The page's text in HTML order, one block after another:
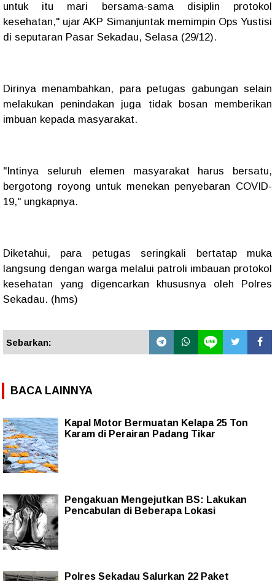
untuk itu mari bersama-sama disiplin protokol
kesehatan," ujar AKP Simanjuntak memimpin Ops Yustisi
di seputaran Pasar Sekadau, Selasa (29/12).
Dirinya menambahkan, para petugas gabungan selain
melakukan penindakan juga tidak bosan memberikan
imbuan kepada masyarakat.
"Intinya seluruh elemen masyarakat harus bersatu,
bergotong royong untuk menekan penyebaran COVID-
19," ungkapnya.
Diketahui, para petugas seringkali bertatap muka
langsung dengan warga melalui patroli imbauan protokol
kesehatan yang digencarkan khususnya oleh Polres
Sekadau. (hms)
Sebarkan:
BACA LAINNYA
Kapal Motor Bermuatan Kelapa 25 Ton
Karam di Perairan Padang Tikar
Pengakuan Mengejutkan BS: Lakukan
Pencabulan di Beberapa Lokasi
Polres Sekadau Salurkan 22 Paket